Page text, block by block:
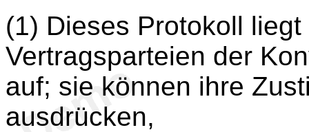
(1) Dieses Protokoll
Vertragsparteien der
auf; sie können ihre
ausdrücken,